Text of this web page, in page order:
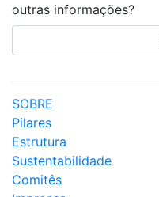
outras informações?
SOBRE
Pilares
Estrutura
Sustentabilidade
Comitês